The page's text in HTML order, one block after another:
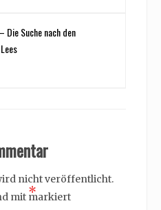
Die Suche nach den
nicht veröffentlicht.
mit *
markiert